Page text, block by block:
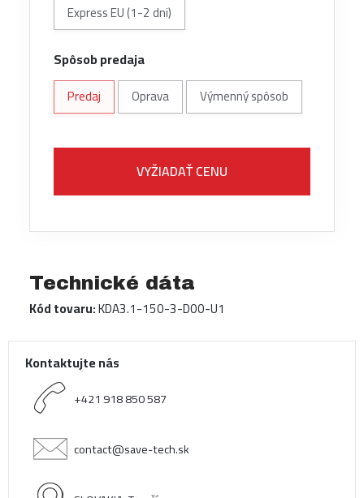
Express EU (1-2 dni)
Spôsob predaja
Predaj Oprava Výmenný spôsob
VYŽIADAŤ CENU
Technické dáta
Kód tovaru:KDA3.1-150-3-D00-U1
Kontaktujte nás
+421 918 850 587
contact@save-tech.sk